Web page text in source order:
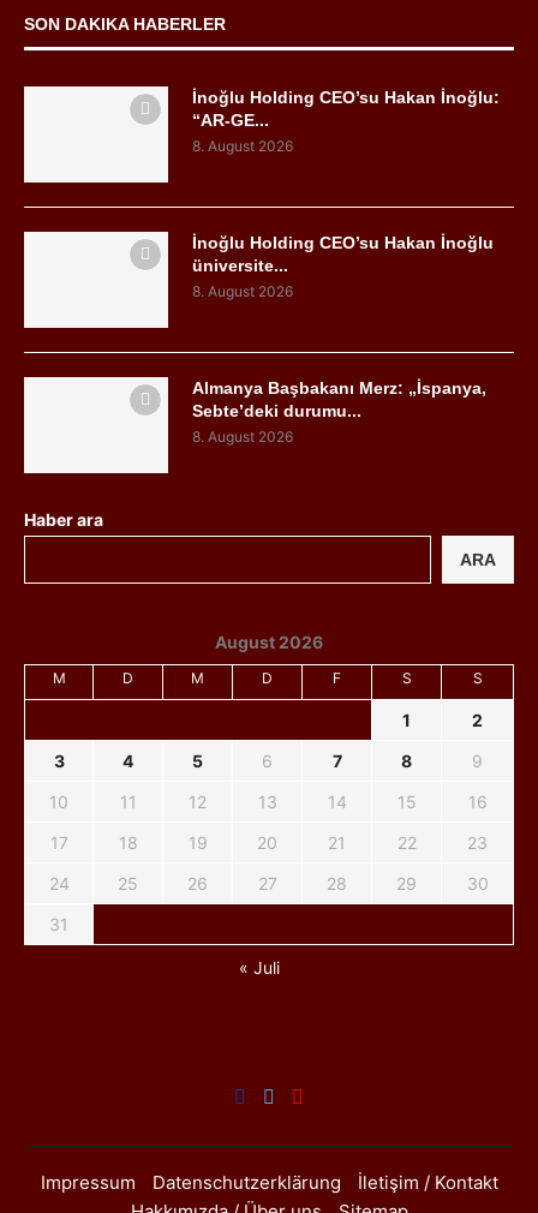
SON DAKIKA HABERLER
İnoğlu Holding CEO’su Hakan İnoğlu:
“AR-GE...
8. August 2026
İnoğlu Holding CEO’su Hakan İnoğlu
üniversite...
8. August 2026
Almanya Başbakanı Merz: „İspanya,
Sebte’deki durumu...
8. August 2026
Haber ara
ARA
August 2026
M D M D F S S
1
2
3
4 5 6 7 8
9
10
11 12 13 14 15
16
17
18 19 20 21 22
23
24
25 26 27 28 29
30
31
« Juli
Impressum Datenschutzerklärung
İletişim / Kontakt